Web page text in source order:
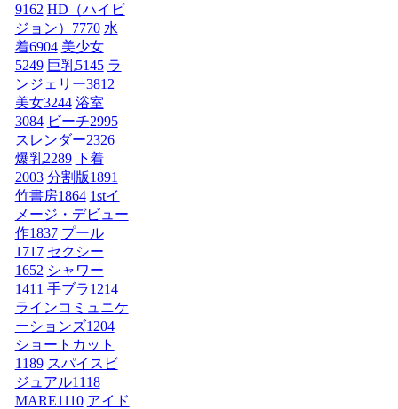
9162 HD（ハイビ
ジョン） 7770 水
着6904 美少女
5249 巨乳5145 ラ
ンジェリー3812
美女3244 浴室
3084 ビーチ2995
スレンダー2326
爆乳2289 下着
2003 分割版1891
竹書房1864 1stイ
メージ・デビュー
作1837 プール
1717 セクシー
1652 シャワー
1411 手ブラ1214
ラインコミュニケ
ーションズ1204
ショートカット
1189 スパイスビ
ジュアル1118
MARE1110 アイド